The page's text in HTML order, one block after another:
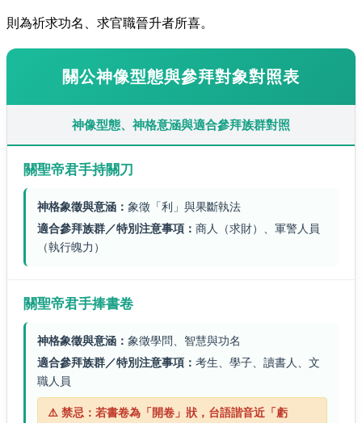
則為祈求功名、求官職晉升者所喜。
關公神像型態與參拜對象對照表
神像型態、神格意涵與適合參拜族群對照
關聖帝君手持關刀
神格象徵與意涵： 象徵「利」與果斷執法
適合參拜族群／特別注意事項： 商人（求財）、軍警人員
（執行魄力）
關聖帝君手捧書卷
神格象徵與意涵： 象徵學問、智慧與功名
適合參拜族群／特別注意事項： 考生、學子、讀書人、文
職人員
⚠️ 禁忌：若書卷為「開卷」狀，台語諧音近「虧